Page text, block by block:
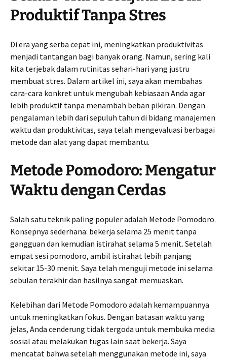
Produktif Tanpa Stres
Di era yang serba cepat ini, meningkatkan produktivitas
menjadi tantangan bagi banyak orang. Namun, sering kali
kita terjebak dalam rutinitas sehari-hari yang justru
membuat stres. Dalam artikel ini, saya akan membahas
cara-cara konkret untuk mengubah kebiasaan Anda agar
lebih produktif tanpa menambah beban pikiran. Dengan
pengalaman lebih dari sepuluh tahun di bidang manajemen
waktu dan produktivitas, saya telah mengevaluasi berbagai
metode dan alat yang dapat membantu.
Metode Pomodoro: Mengatur
Waktu dengan Cerdas
Salah satu teknik paling populer adalah Metode Pomodoro.
Konsepnya sederhana: bekerja selama 25 menit tanpa
gangguan dan kemudian istirahat selama 5 menit. Setelah
empat sesi pomodoro, ambil istirahat lebih panjang
sekitar 15-30 menit. Saya telah menguji metode ini selama
sebulan terakhir dan hasilnya sangat memuaskan.
Kelebihan dari Metode Pomodoro adalah kemampuannya
untuk meningkatkan fokus. Dengan batasan waktu yang
jelas, Anda cenderung tidak tergoda untuk membuka media
sosial atau melakukan tugas lain saat bekerja. Saya
mencatat bahwa setelah menggunakan metode ini, saya